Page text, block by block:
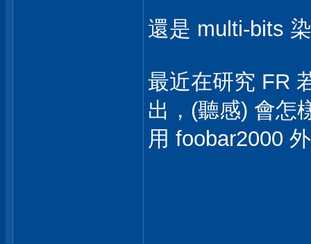
還是 multi-bits
最近在研究 FR
出，(聽感) 會怎
用 foobar2000